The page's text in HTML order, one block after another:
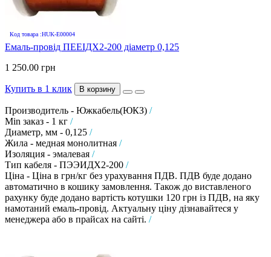
Код товара :HUK-E00004
Емаль-провід ПЕЕІДХ2-200 діаметр 0,125
1 250.00 грн
Купить в 1 клик В корзину
Производитель - Южкабель(ЮКЗ) /
Min заказ - 1 кг /
Диаметр, мм - 0,125 /
Жила - медная монолитная /
Изоляция - эмалевая /
Тип кабеля - ПЭЭИДХ2-200 /
Ціна - Ціна в грн/кг без урахування ПДВ. ПДВ буде додано
автоматично в кошику замовлення. Також до виставленого
рахунку буде додано вартість котушки 120 грн із ПДВ, на яку
намотаний емаль-провід. Актуальну ціну дізнавайтеся у
менеджера або в прайсах на сайті. /